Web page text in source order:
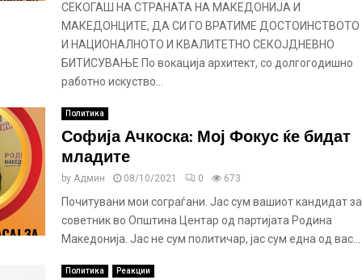
СЕКОГАШ НА СТРАНАТА НА МАКЕДОНИЈА И
МАКЕДОНЦИТЕ, ДА СИ ГО ВРАТИМЕ ДОСТОИНСТВОТО
И НАЦИОНАЛНОТО И КВАЛИТЕТНО СЕКОЈДНЕВНО
БИТИСУВАЊЕ По вокација архитект, со долгогодишно
работно искуство...
Политика
Софија Ачкоска: Мој Фокус ќе бидат
младите
by Админ 08/10/2021 0 673
Почитувани мои сограѓани. Јас сум вашиот кандидат за
советник во Општина Центар од партијата Родина
Македонија. Јас не сум политичар, јас сум една од вас...
Политика Реакции